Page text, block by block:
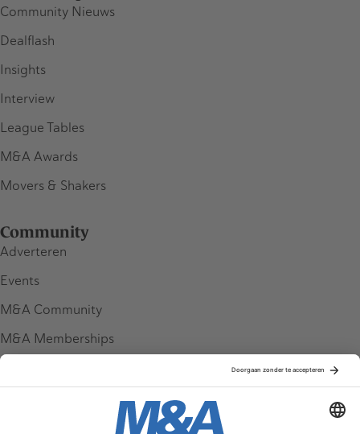
Community Nieuws
Dealflash
Insights
Interview
League Tables
M&A Awards
Movers & Shakers
Community
Adverteren
Events
M&A Community
M&A Memberships